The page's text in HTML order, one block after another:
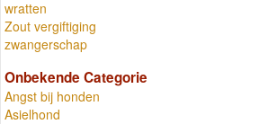
wratten
Zout vergiftiging
zwangerschap
Onbekende Categorie
Angst bij honden
Asielhond